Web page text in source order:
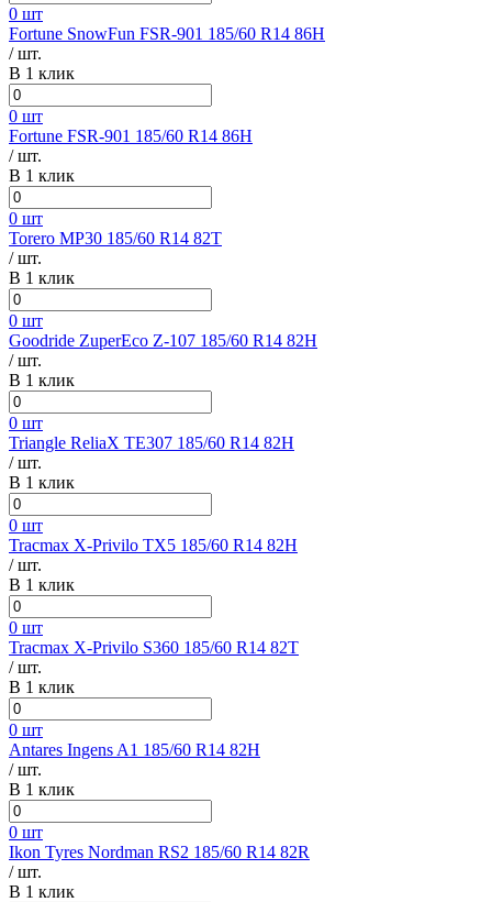
0 шт
Fortune SnowFun FSR-901 185/60 R14 86H
/ шт.
В 1 клик
0 шт
Fortune FSR-901 185/60 R14 86H
/ шт.
В 1 клик
0 шт
Torero MP30 185/60 R14 82T
/ шт.
В 1 клик
0 шт
Goodride ZuperEco Z-107 185/60 R14 82H
/ шт.
В 1 клик
0 шт
Triangle ReliaX TE307 185/60 R14 82H
/ шт.
В 1 клик
0 шт
Tracmax X-Privilo TX5 185/60 R14 82H
/ шт.
В 1 клик
0 шт
Tracmax X-Privilo S360 185/60 R14 82T
/ шт.
В 1 клик
0 шт
Antares Ingens A1 185/60 R14 82H
/ шт.
В 1 клик
0 шт
Ikon Tyres Nordman RS2 185/60 R14 82R
/ шт.
В 1 клик